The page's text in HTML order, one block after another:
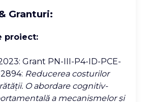
Granturi:
proiect:
Grant PN-III-P4-ID-PCE-
Reducerea costurilor
O abordare cognitiv-
a mecanismelor și